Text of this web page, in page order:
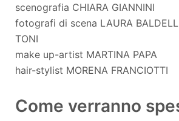
scenografia CHIARA GIANNINI
fotografi di scena LAURA
TONI
make up-artist MARTINA PAPA
hair-stylist MORENA FRANCIOTTI
Come verranno